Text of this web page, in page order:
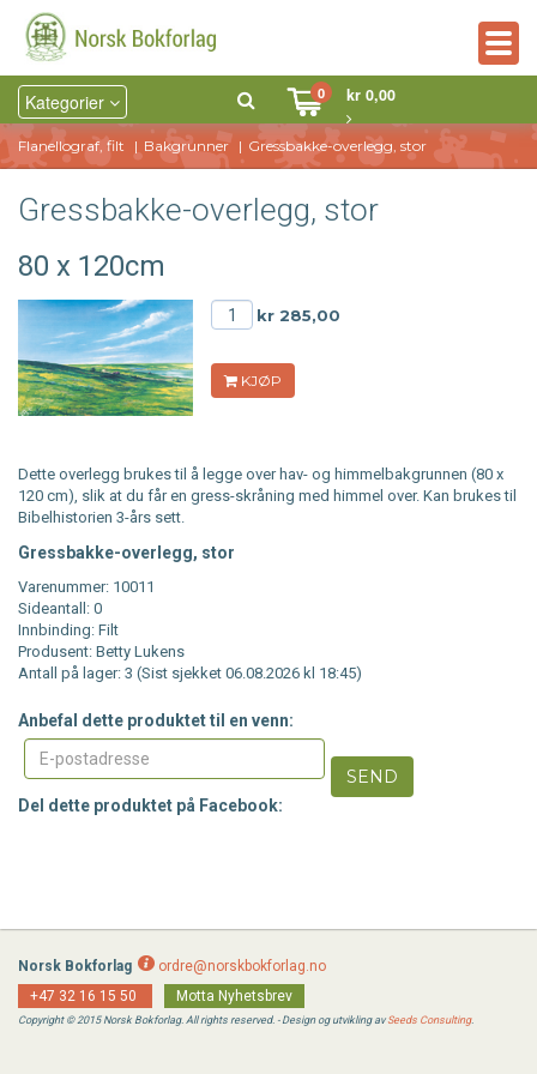
Kategorier
0 kr 0,00
Flanellograf, filt Bakgrunner Gressbakke-overlegg, stor
Gressbakke-overlegg, stor
80 x 120cm
kr 285,00
KJØP
Dette overlegg brukes til å legge over hav- og himmelbakgrunnen (80 x
120 cm), slik at du får en gress-skråning med himmel over. Kan brukes til
Bibelhistorien 3-års sett.
Gressbakke-overlegg, stor
Varenummer: 10011
Sideantall: 0
Innbinding: Filt
Produsent: Betty Lukens
Antall på lager: 3 (Sist sjekket 06.08.2026 kl 18:45)
Anbefal dette produktet til en venn:
SEND
Del dette produktet på Facebook:
Norsk Bokforlag
ordre@norskbokforlag.no
+47 32 16 15 50
Motta Nyhetsbrev
Copyright © 2015 Norsk Bokforlag. All rights reserved. - Design og utvikling avSeeds Consulting.